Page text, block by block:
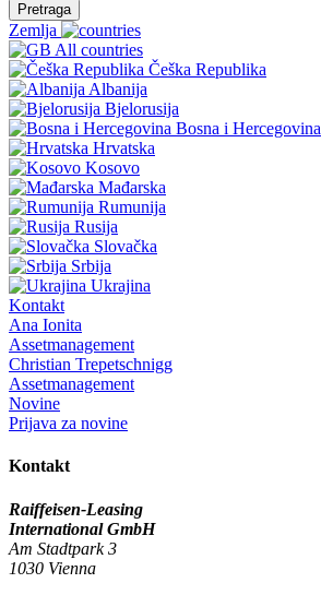
Pretraga
Zemlja
All countries
Češka Republika
Albanija
Bjelorusija
Bosna i Hercegovina
Hrvatska
Kosovo
Mađarska
Rumunija
Rusija
Slovačka
Srbija
Ukrajina
Kontakt
Ana Ionita
Assetmanagement
Christian Trepetschnigg
Assetmanagement
Novine
Prijava za novine
Kontakt
Raiffeisen-Leasing
International GmbH
Am Stadtpark 3
1030 Vienna